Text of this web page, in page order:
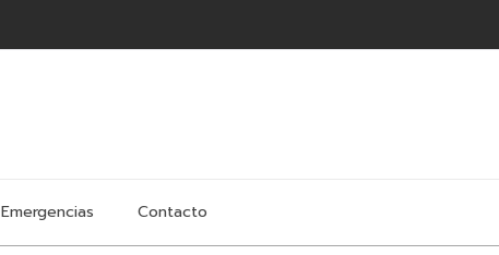
Emergencias Contacto